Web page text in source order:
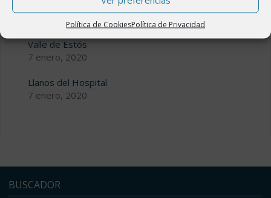
Política de CookiesPolítica de Privacidad
Valle de Benasque
7 enero, 2020
Valle de Estós
7 enero, 2020
Llanos del Hospital
7 enero, 2020
BUSCADOR